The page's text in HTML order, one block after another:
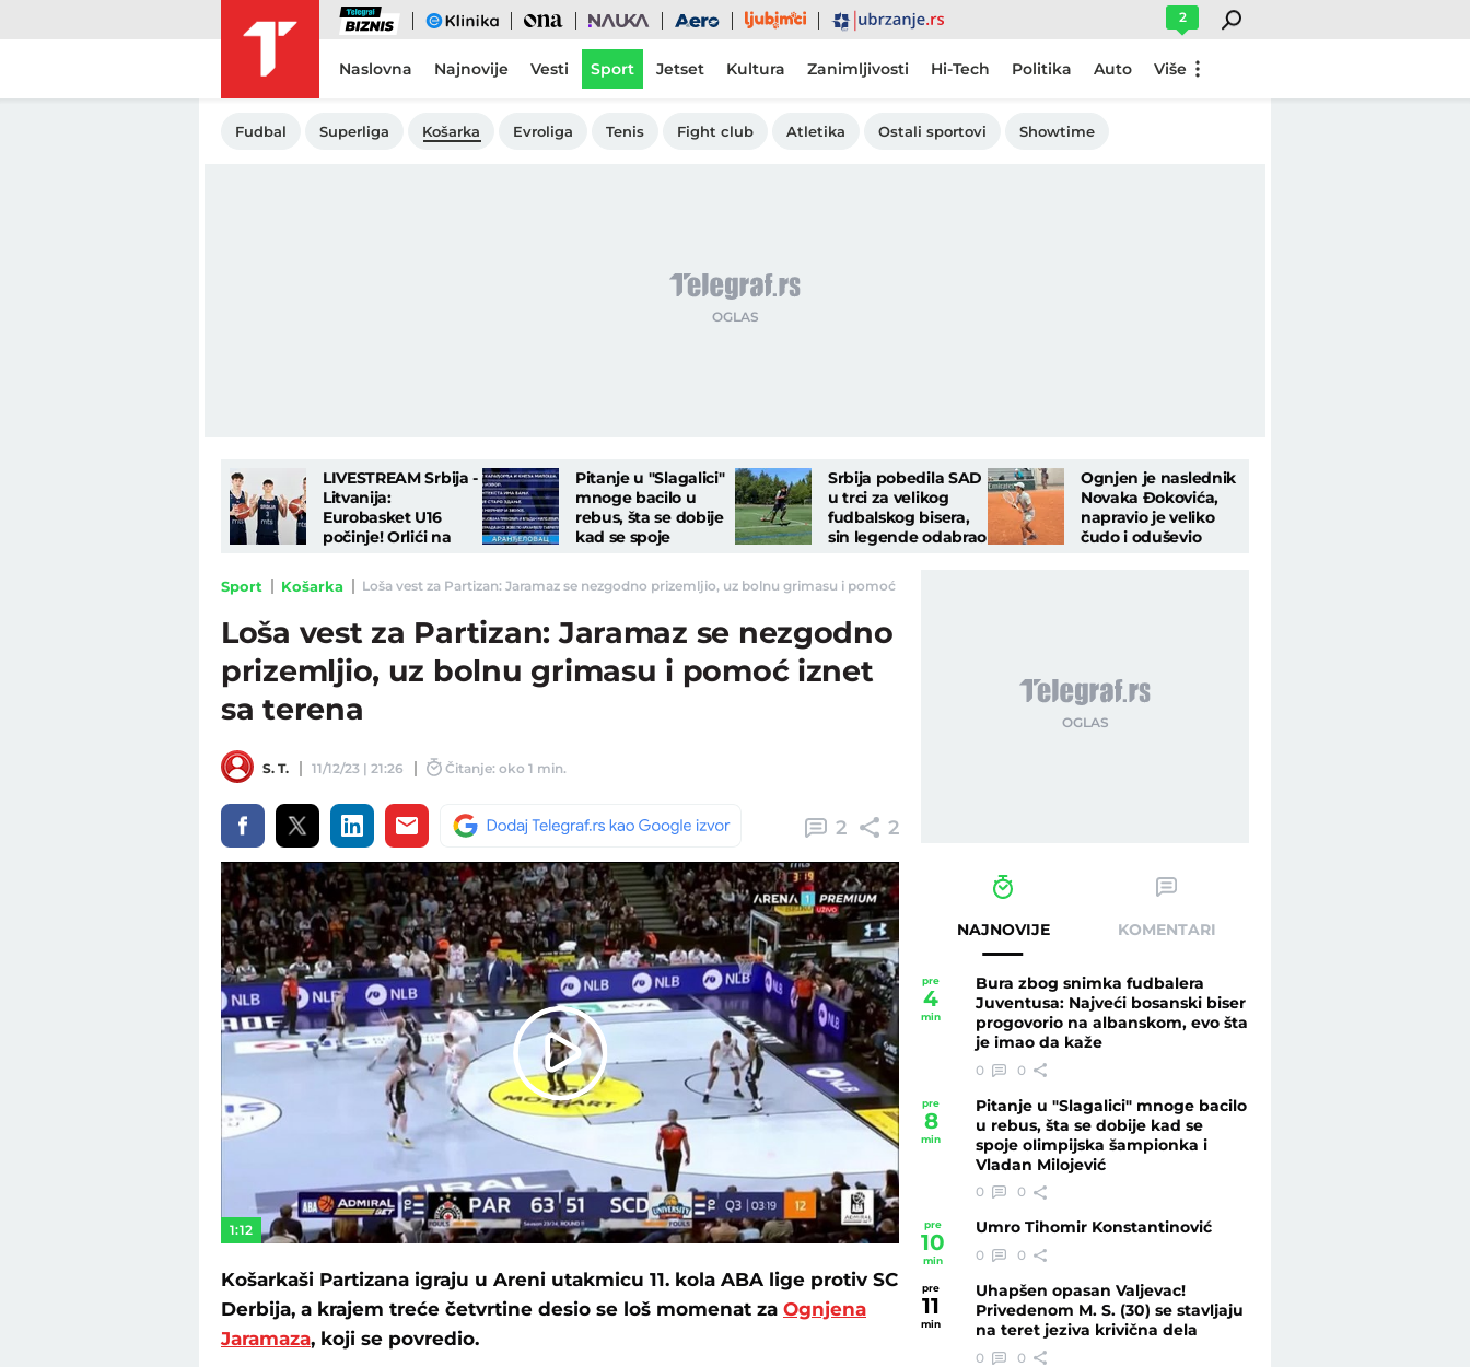
Biznis eKlinika Ona Nauka Aero Ljubimci Ubrzanje 2
Naslovna Najnovije Vesti Sport Jetset Kultura Zanimljivosti Hi-Tech Politika Auto Više
Fudbal Superliga Košarka Evroliga Tenis Fight club Atletika Ostali sportovi Showtime
LIVESTREAM Srbija -
Litvanija:
Eurobasket U16
počinje! Orlići na
jednog od najtežih
rivala
Pitanje u "Slagalici"
mnoge bacilo u
rebus, šta se dobije
kad se spoje
šampionka i Vladan
Milojević
Srbija pobedila SAD
u trci za velikog
fudbalskog bisera,
sin legende odabrao
Ognjen je naslednik
Novaka Đokovića,
napravio je veliko
čudo i oduševio
Sport Košarka Loša vest za Partizan: Jaramaz se nezgodno prizemljio, uz bolnu grimasu i pomoć iznet sa terena - Telegraf.rs
Loša vest za Partizan: Jaramaz se nezgodno
prizemljio, uz bolnu grimasu i pomoć iznet
sa terena
S. T. 11/12/23 | 21:26 Čitanje: oko 1 min.
2 2
Play
Video
1:12
Košarkaši Partizana igraju u Areni utakmicu 11. kola ABA lige protiv SC
Derbija, a krajem treće četvrtine desio se loš momenat za Ognjena
Jaramaza, koji se povredio.
NAJNOVIJE KOMENTARI
pre
4
min
Bura zbog snimka fudbalera
Juventusa: Najveći bosanski biser
progovorio na albanskom, evo šta
je imao da kaže
0 0
pre
8
min
Pitanje u "Slagalici" mnoge bacilo
u rebus, šta se dobije kad se
spoje olimpijska šampionka i
Vladan Milojević
0 0
pre
10
min
Umro Tihomir Konstantinović
0 0
pre
11
min
Uhapšen opasan Valjevac!
Privedenom M. S. (30) se stavljaju
na teret jeziva krivična dela
0 0